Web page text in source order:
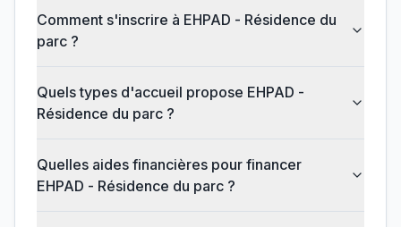
Comment s'inscrire à EHPAD - Résidence du
parc ?
Quels types d'accueil propose EHPAD -
Résidence du parc ?
Quelles aides financières pour financer
EHPAD - Résidence du parc ?